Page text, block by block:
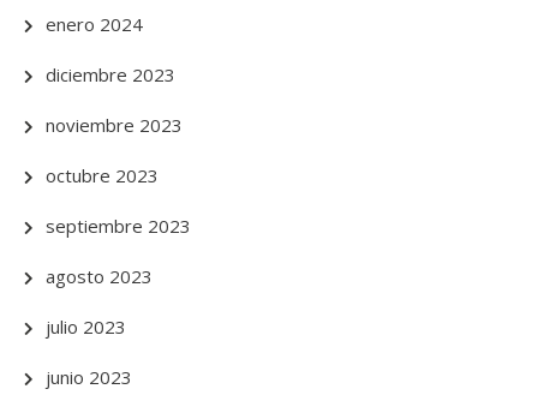
enero 2024
diciembre 2023
noviembre 2023
octubre 2023
septiembre 2023
agosto 2023
julio 2023
junio 2023